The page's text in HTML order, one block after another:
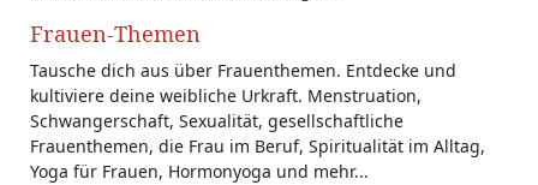
Frauen-Themen
Tausche dich aus über Frauenthemen. Entdecke und
kultiviere deine weibliche Urkraft. Menstruation,
Schwangerschaft, Sexualität, gesellschaftliche
Frauenthemen, die Frau im Beruf, Spiritualität im Alltag,
Yoga für Frauen, Hormonyoga und mehr...